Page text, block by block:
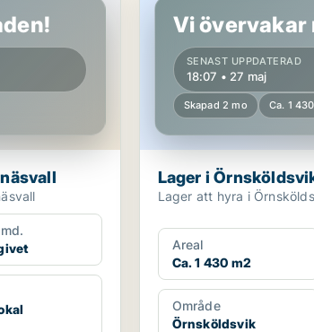
Vi övervakar
SENAST UPPDATERAD
18:07 • 27 maj
Skapad 2 mo Ca. 1
Lager i
Lager att hyra i
Areal
Ca. 1 430 m2
Område
Örnsköldsvik